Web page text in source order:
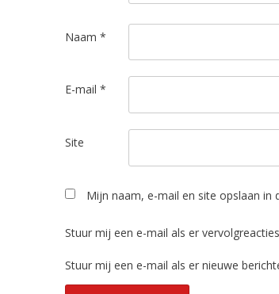
Naam *
E-mail *
Site
Mijn naam, e-mail en site opslaan in
Stuur mij een e-mail als er
Stuur mij een e-mail als er nieuwe